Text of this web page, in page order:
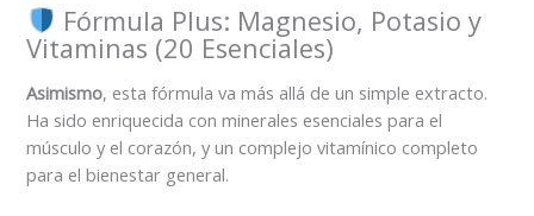
Fórmula Plus: Magnesio, Potasio y
Vitaminas (20 Esenciales)
Asimismo, esta fórmula va más allá de un simple extracto.
Ha sido enriquecida con minerales esenciales para el
músculo y el corazón, y un complejo vitamínico completo
para el bienestar general.